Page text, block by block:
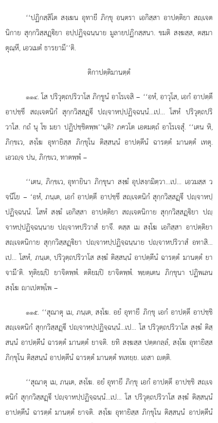
‘‘ปฏิกสฺสิโต สงฺเฆน อุทายี ภิกฺขุ อนฺตรา เอกิสฺสา อาปตฺติยา สฺเจต
นิกาย สุกฺกวิสฺสฏฺิยา อปฺปฏิจฺฉนฺนาย มูลายปฏิกสฺสนา. ขมติ สงฺฆสฺส, ตสฺมา
ตุณฺหี, เอวเมตํ ธารยามี’’ติ.
ติกาปตฺติมานตฺตํ
๑๑๔. โส ปริวุตฺถปริวาโส ภิกฺขูนํ อาโรเจสิ – ‘‘อหํ, อาวุโส, เอกํ อาปตฺตึ
อาปชฺชึ สฺเจตนิกํ สุกฺกวิสฺสฏฺึ ปฺจาหปฺปฏิจฺฉนฺนํ…เป…โสหํ ปริวุตฺถปริ
วาโส. กถํ นุ โข มยา ปฏิปชฺชิตพฺพ’’นฺติ? ภควโต เอตมตฺถํ อาโรเจสุํ. ‘‘เตน หิ,
ภิกฺขเว, สงฺโฆ อุทายิสฺส ภิกฺขุโน ติสฺสนฺนํ อาปตฺตีนํ ฉารตฺตํ มานตฺตํ เทตุ.
เอวฺจ ปน, ภิกฺขเว, ทาตพฺพํ –
‘‘เตน, ภิกฺขเว, อุทายินา ภิกฺขุนา สงฺฆํ อุปสงฺกมิตฺวา…เป… เอวมสฺส ว
จนีโย – ‘อหํ, ภนฺเต, เอกํ อาปตฺตึ อาปชฺชึ สฺเจตนิกํ สุกฺกวิสฺสฏฺึ ปฺจาหปฺ
ปฏิจฺฉนฺนํ. โสหํ สงฺฆํ เอกิสฺสา อาปตฺติยา สฺเจตนิกาย สุกฺกวิสฺสฏฺิยา ปฺ
จาหปฺปฏิจฺฉนฺนายปฺจาหปริวาสํ ยาจึ. ตสฺส เม สงฺโฆ เอกิสฺสา อาปตฺติยา
สฺเจตนิกาย สุกฺกวิสฺสฏฺิยา ปฺจาหปฺปฏิจฺฉนฺนาย ปฺจาหปริวาสํ อทาสิ…
เป…โสหํ, ภนฺเต, ปริวุตฺถปริวาโส สงฺฆํ ติสฺสนฺนํ อาปตฺตีนํ ฉารตฺตํ มานตฺตํ ยา
จามี’ติ. ทุติยมฺปิ ยาจิตพฺพํ. ตติยมฺปิ ยาจิตพฺพํ. พฺยตฺเตน ภิกฺขุนา ปฏิพเลน
สงฺโฆ าเปตพฺโพ –
๑๑๕. ‘‘สุณาตุ เม, ภนฺเต, สงฺโฆ. อยํ อุทายี ภิกฺขุ เอกํ อาปตฺตึ อาปชฺชิ
สฺเจตนิกํ สุกฺกวิสฺสฏฺึ ปฺจาหปฺปฏิจฺฉนฺนํ…เป…โส ปริวุตฺถปริวาโส สงฺฆํ ติสฺ
สนฺนํ อาปตฺตีนํ ฉารตฺตํ มานตฺตํ ยาจติ. ยทิ สงฺฆสฺส ปตฺตกลฺลํ, สงฺโฆ อุทายิสฺส
ภิกฺขุโน ติสฺสนฺนํ อาปตฺตีนํ ฉารตฺตํ มานตฺตํ ทเทยฺย. เอสา ตฺติ.
‘‘สุณาตุ เม, ภนฺเต, สงฺโฆ. อยํ อุทายี ภิกฺขุ เอกํ อาปตฺตึ อาปชฺชิ สฺเจ
ตนิกํ สุกฺกวิสฺสฏฺึ ปฺจาหปฺปฏิจฺฉนฺนํ…เป…โส ปริวุตฺถปริวาโส สงฺฆํ ติสฺสนฺนํ
อาปตฺตีนํ ฉารตฺตํ มานตฺตํ ยาจติ. สงฺโฆ อุทายิสฺส ภิกฺขุโน ติสฺสนฺนํ อาปตฺตีนํ